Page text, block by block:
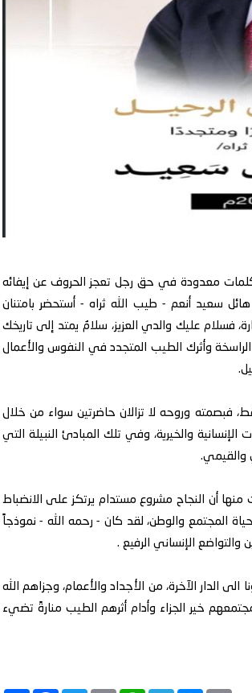
معدودة في حق رجل تعجز الحروف عن إيفائه
سعيد أنعم - طيب الله ثراه - أستحضر بامتنان
فسلام عليك والدي العزيز، سلامٌ يمتد إلى تاريخك
الراسخة وأثرك الطيب المتجدد في النفوس والأعمال
فبصمته وروحه لا تزالان حاضرتين سواء من خلال
والخيرية، وفي تلك المبادئ النبيلة التي
والقيمي.
أن النجاح مشروع مستدام يرتكز على الانضباط
المجتمع والوطن، لقد كان - رحمه الله - نموذجاً
والتواضع الإنساني الرفيع .
الدار الآخرة، من الأجداد والأعمام، وجزاهم الله
خير الجزاء وأدام أثرهم الطيب منارةً تضيء